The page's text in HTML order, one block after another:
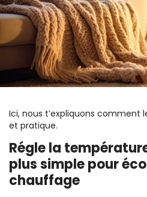
Ici, nous t’expliquons comment
et pratique.
Régle la
plus simple pour
chauffage